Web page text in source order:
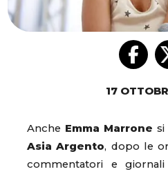
17
Anche Emma Marrone si
Asia Argento, dopo le
commentatori e